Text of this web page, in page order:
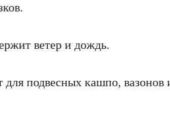
ветер и дождь.
для подвесных кашпо, вазонов